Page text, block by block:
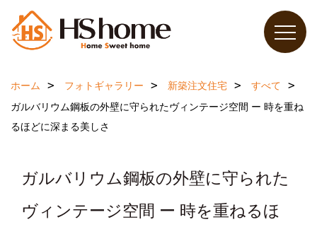
ホーム フォトギャラリー 新築注文住宅
すべて
ガルバリウム鋼板の外壁に守られたヴィンテージ空間 ー 時を重ね
るほどに深まる美しさ
ガルバリウム鋼板の外壁に守られた
ヴィンテージ空間 ー 時を重ねるほ